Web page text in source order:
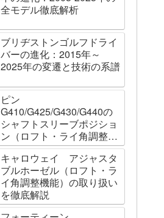
全モデル徹底解析
ブリヂストンゴルフドライ
バーの進化：2015年～
2025年の変遷と技術の系譜
ピン
G410/G425/G430/G440の
シャフトスリーブポジショ
ン（ロフト・ライ角調整機
能）について
キャロウェイ アジャスタ
ブルホーゼル（ロフト・ラ
イ角調整機能）の取り扱い
を徹底解説